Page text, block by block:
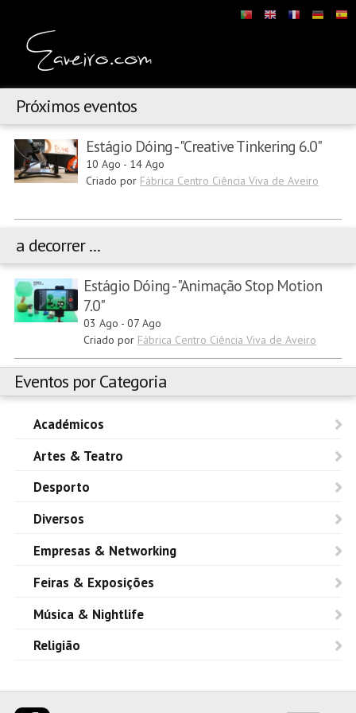
Próximos eventos
Estágio Dóing - "Creative Tinkering 6.0"
10 Ago - 14 Ago
Criado por Fábrica Centro Ciência Viva de Aveiro
a decorrer ...
Estágio Dóing - "Animação Stop Motion
7.0"
03 Ago - 07 Ago
Criado por Fábrica Centro Ciência Viva de Aveiro
Eventos por Categoria
Académicos
Artes & Teatro
Desporto
Diversos
Empresas & Networking
Feiras & Exposições
Música & Nightlife
Religião